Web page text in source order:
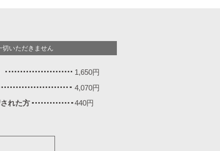
切いただきません
1,650円
4,070円
れた方
440円